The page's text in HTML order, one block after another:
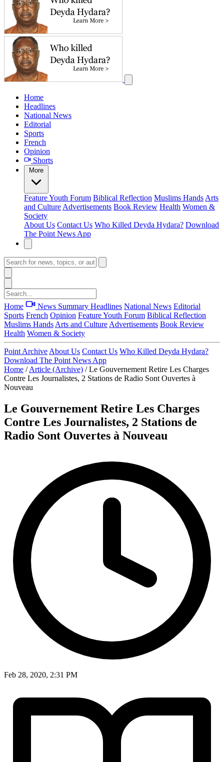
Home
Headlines
National News
Editorial
Sports
French
Opinion
Shorts
More
FeatureYouth Forum Biblical Reflection Muslims Hands Arts
and Culture Advertisements Book Review Health Women &
Society
About Us Contact Us Who Killed Deyda Hydara? Download
The Point News App
Home News Summary Headlines National News Editorial
Sports French Opinion FeatureYouth Forum Biblical Reflection
Muslims Hands Arts and Culture Advertisements Book Review
Health Women & Society
Point Archive About Us Contact Us Who Killed Deyda Hydara?
Download The Point News App
Home / Article (Archive) / Le Gouvernement Retire Les Charges
Contre Les Journalistes, 2 Stations de Radio Sont Ouvertes à
Nouveau
Le Gouvernement Retire Les Charges
Contre Les Journalistes, 2 Stations de
Radio Sont Ouvertes à Nouveau
Feb 28, 2020, 2:31 PM